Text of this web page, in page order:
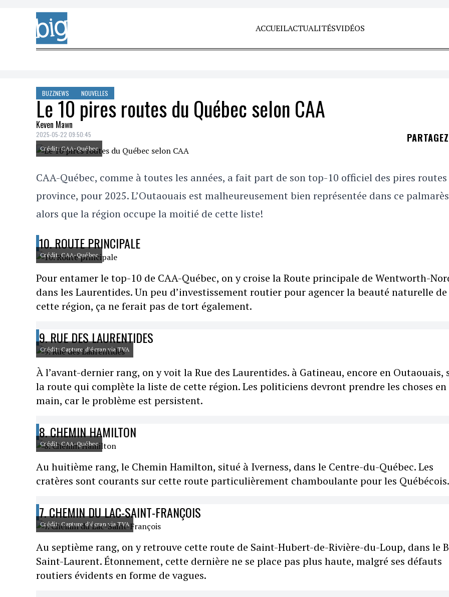
Skip to content
ACCUEILACTUALITÉSVIDÉOS
BUZZNEWS NOUVELLES
Le 10 pires routes du Québec selon CAA
Keven Mawn
2025-05-22 09:50:45 PARTAGEZ
Crédit: CAA-Québec
CAA-Québec, comme à toutes les années, a fait part de son top-10 officiel des pires
province, pour 2025. L’Outaouais est malheureusement bien représentée dans ce
alors que la région occupe la moitié de cette liste!
10. ROUTE PRINCIPALE
Crédit: CAA-Québec
Pour entamer le top-10 de CAA-Québec, on y croise la Route principale de Wentworth-
dans les Laurentides. Un peu d’investissement routier pour agencer la beauté naturelle de
cette région, ça ne ferait pas de tort également.
9. RUE DES LAURENTIDES
Crédit: Capture d'écran via TVA
À l’avant-dernier rang, on y voit la Rue des Laurentides. à Gatineau, encore en Outaouais,
la route qui complète la liste de cette région. Les politiciens devront prendre les choses en
main, car le problème est persistent.
8. CHEMIN HAMILTON
Crédit: CAA-Québec
Au huitième rang, le Chemin Hamilton, situé à Iverness, dans le Centre-du-Québec. Les
cratères sont courants sur cette route particulièrement chamboulante pour les Québécois.
7. CHEMIN DU LAC-SAINT-FRANÇOIS
Crédit: Capture d'écran via TVA
Au septième rang, on y retrouve cette route de Saint-Hubert-de-Rivière-du-Loup, dans le
Saint-Laurent. Étonnement, cette dernière ne se place pas plus haute, malgré ses défauts
routiers évidents en forme de vagues.